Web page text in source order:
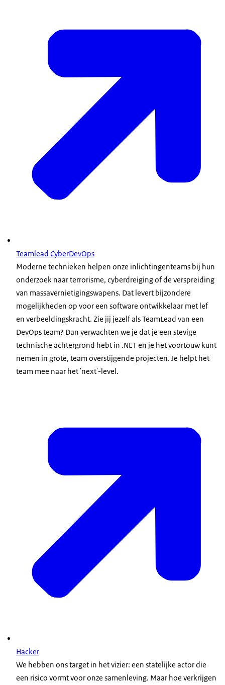
Teamlead CyberDevOps
Moderne technieken helpen onze inlichtingenteams bij hun
onderzoek naar terrorisme, cyberdreiging of de verspreiding
van massavernietigingswapens. Dat levert bijzondere
mogelijkheden op voor een software ontwikkelaar met lef
en verbeeldingskracht. Zie jij jezelf als TeamLead van een
DevOps team? Dan verwachten we je dat je een stevige
technische achtergrond hebt in .NET en je het voortouw kunt
nemen in grote, team overstijgende projecten. Je helpt het
team mee naar het 'next'-level.
Hacker
We hebben ons target in het vizier: een statelijke actor die
een risico vormt voor onze samenleving. Maar hoe verkrijgen